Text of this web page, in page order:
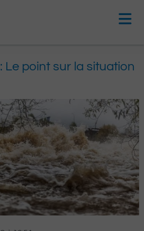
Le point sur la situation